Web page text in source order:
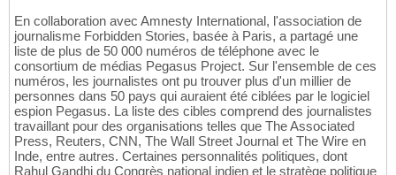
En collaboration avec Amnesty International, l'association de
journalisme Forbidden Stories, basée à Paris, a partagé une
liste de plus de 50 000 numéros de téléphone avec le
consortium de médias Pegasus Project. Sur l'ensemble de ces
numéros, les journalistes ont pu trouver plus d'un millier de
personnes dans 50 pays qui auraient été ciblées par le logiciel
espion Pegasus. La liste des cibles comprend des journalistes
travaillant pour des organisations telles que The Associated
Press, Reuters, CNN, The Wall Street Journal et The Wire en
Inde, entre autres. Certaines personnalités politiques, dont
Rahul Gandhi du Congrès national indien et le stratège politique